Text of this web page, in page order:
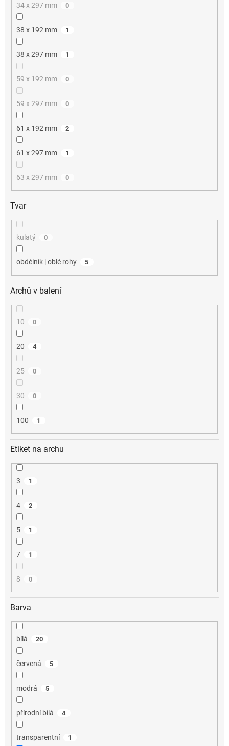
34 x 297 mm 0
38 x 192 mm 1
38 x 297 mm 1
59 x 192 mm 0
59 x 297 mm 0
61 x 192 mm 2
61 x 297 mm 1
63 x 297 mm 0
Tvar
kulatý 0
obdélník | oblé rohy 5
Archů v balení
10 0
20 4
25 0
30 0
100 1
Etiket na archu
3 1
4 2
5 1
7 1
8 0
Barva
bílá 20
červená 5
modrá 5
přírodní bílá 4
transparentní 1